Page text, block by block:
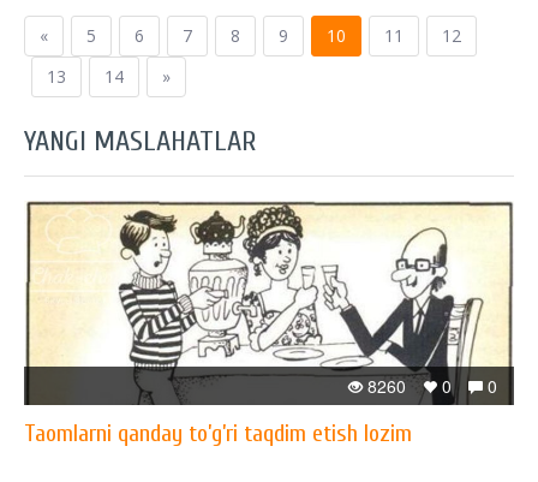
« 5 6 7 8 9 10 11
12
13
14 »
YANGI MASLAHATLAR
0
0
8260
Taomlarni qanday to’g’ri taqdim etish lozim